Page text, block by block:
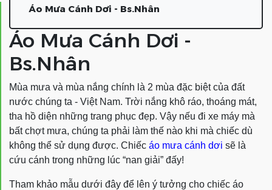
Áo Mưa Cánh Dơi - Bs.Nhân
Áo Mưa Cánh Dơi -
Bs.Nhân
Mùa mưa và mùa nắng chính là 2 mùa đặc biệt của đất
nước chúng ta - Việt Nam. Trời nắng khô ráo, thoáng mát,
tha hồ diện những trang phục đẹp. Vậy nếu đi xe máy mà
bất chợt mưa, chúng ta phải làm thế nào khi mà chiếc dù
không thể sử dụng được. Chiếc áo mưa cánh dơi sẽ là
cứu cánh trong những lúc “nan giải” đấy!
Tham khảo mẫu dưới đây để lên ý tưởng cho chiếc áo